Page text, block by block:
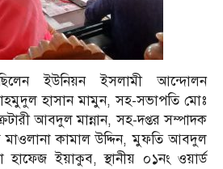
ইউনিয়ন ইসলামী আন্দোলন
হাসান মামুন, সহ-সভাপতি মোঃ
আবদুল মান্নান, সহ-দপ্তর সম্পাদক
মাওলানা কামাল উদ্দিন, মুফতি আবদুল
ইয়াকুব, স্থানীয় ০১নং ওয়ার্ড